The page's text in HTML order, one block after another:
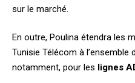
sur le marché.
En outre, Poulina étendra les
Tunisie Télécom à l’ensemble
notamment, pour les lignes